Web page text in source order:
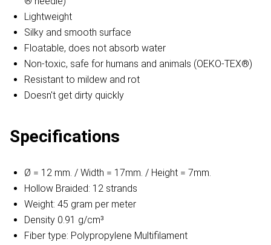
Lightweight
Silky and smooth surface
Floatable, does not absorb water
Non-toxic, safe for humans and animals (OEKO-TEX®)
Resistant to mildew and rot
Doesn't get dirty quickly
Specifications
Ø = 12 mm. / Width = 17mm. / Height = 7mm.
Hollow Braided: 12 strands
Weight: 45 gram per meter
Density 0.91 g/cm³
Fiber type: Polypropylene Multifilament